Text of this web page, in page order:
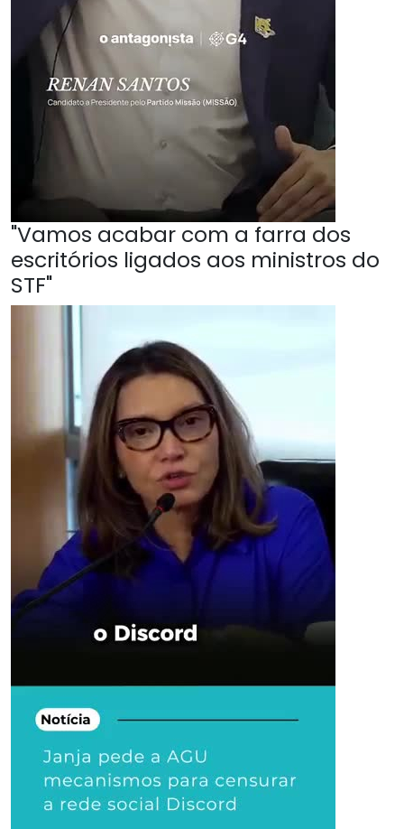
"Vamos acabar com a farra dos
escritórios ligados aos ministros do
STF"